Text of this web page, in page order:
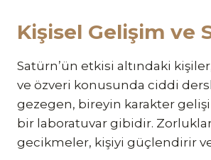
Kişisel Gelişim ve
Satürn’ün etkisi altındaki
ve özveri konusunda ciddi
gezegen, bireyin karakter
bir laboratuvar gibidir.
gecikmeler, kişiyi güçlendirir ve